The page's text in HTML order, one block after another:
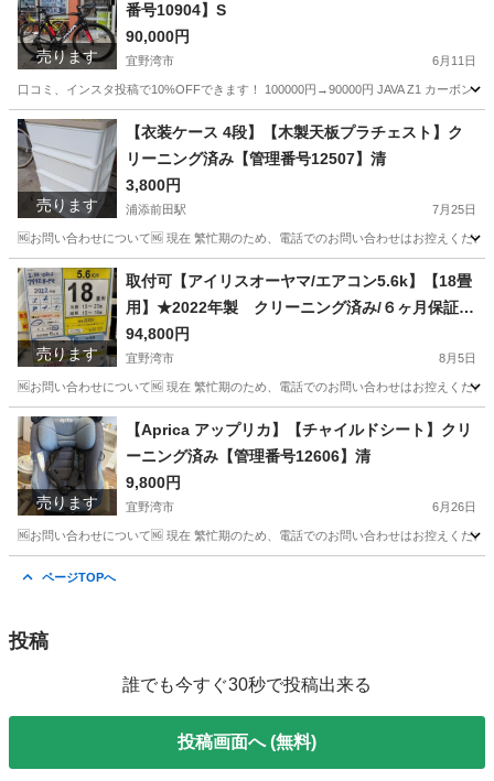
売ります
番号10904】S
90,000円
宜野湾市 6月11日
口コミ、インスタ投稿で10%OFFできます！ 100000円→90000円 JAVA Z1 カーボン
沖縄 宜野湾市 ロードバイク 商品
売ります
【衣装ケース 4段】【木製天板プラチェスト】ク
リーニング済み【管理番号12507】清
3,800円
浦添前田駅 7月25日
🆖お問い合わせについて🆖 現在 繁忙期のため、電話でのお問い合わせはお控えくだ
沖縄 浦添市 浦添前田駅 収納家具
売ります
取付可【アイリスオーヤマ/エアコン5.6k】【18畳
用】★2022年製 クリーニング済み/６ヶ月保証付
94,800円
宜野湾市 8月5日
🆖お問い合わせについて🆖 現在 繁忙期のため、電話でのお問い合わせはお控えくだ
沖縄 宜野湾市 アイリスオーヤマ
売ります
【Aprica アップリカ】【チャイルドシート】クリ
ーニング済み【管理番号12606】清
9,800円
宜野湾市 6月26日
🆖お問い合わせについて🆖 現在 繁忙期のため、電話でのお問い合わせはお控えくだ
ページTOPへ
投稿
誰でも今すぐ30秒で投稿出来る
投稿画面へ (無料)